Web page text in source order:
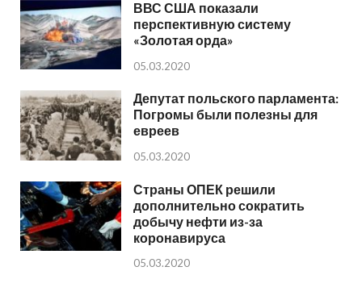
ВВС США показали
перспективную систему
«Золотая орда»
05.03.2020
Депутат польского парламента:
Погромы были полезны для
евреев
05.03.2020
Страны ОПЕК решили
дополнительно сократить
добычу нефти из-за
коронавируса
05.03.2020